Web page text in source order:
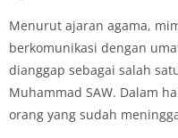
Menurut ajaran agama,
berkomunikasi dengan
dianggap sebagai salah
Muhammad SAW. Dalam
orang yang sudah